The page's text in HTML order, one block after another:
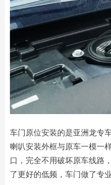
车门原位安装的是亚洲龙专
喇叭安装外框与原车一模一
口，完全不用破坏原车线路
了更好的低频，车门做了专